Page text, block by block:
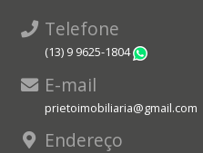
Telefone
(13) 9 9625-1804
E-mail
prietoimobiliaria@gmail.com
Endereço